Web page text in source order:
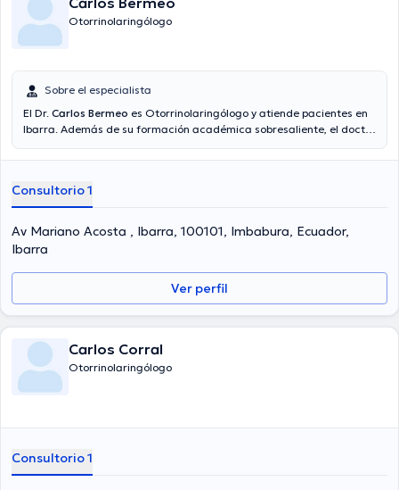
Otorrinolaringólogo
Sobre el especialista
El Dr. Carlos Bermeo es Otorrinolaringólogo y atiende pacientes en
Ibarra. Además de su formación académica sobresaliente, el doctor
salud posee años de experiencia laboral en su ámbito de estudio.
asociaciones médicas. Carlos Bermeo ha colaborado en múltiples
conferencias con el objetivo de tener una formación continua en su
temática de especialización y ha compartido numerosos
Consultorio 1
Av Mariano Acosta , Ibarra, 100101, Imbabura, Ecuador,
Ibarra
Ver perfil
Carlos Corral
Otorrinolaringólogo
Consultorio 1